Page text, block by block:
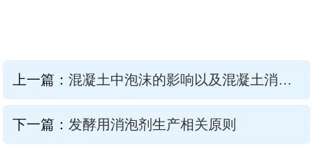
上一篇： 混凝土中泡沫的影响以及混凝土消泡剂的好处
下一篇： 发酵用消泡剂生产相关原则